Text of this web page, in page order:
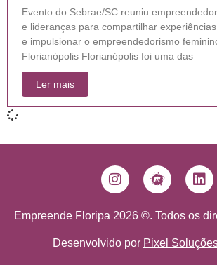
Evento do Sebrae/SC reuniu
e lideranças para compartilhar
e impulsionar o empreendedorismo
Florianópolis Florianópolis foi uma das
Ler mais
Empreende Floripa 2026 ©. Todos os
Desenvolvido por Pixel